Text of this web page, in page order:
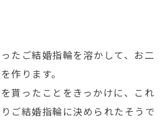
たご結婚指輪を溶かして、お二
作ります。
貰ったことをきっかけに、これ
ご結婚指輪に決められたそうで